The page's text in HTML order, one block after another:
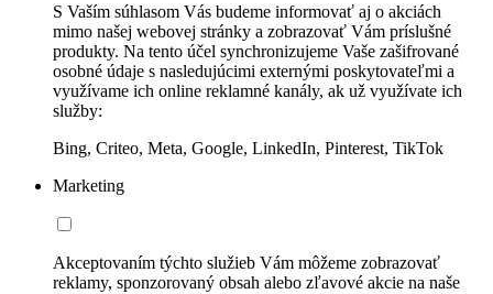
S Vaším súhlasom Vás budeme informovať aj o akciách
mimo našej webovej stránky a zobrazovať Vám príslušné
produkty. Na tento účel synchronizujeme Vaše zašifrované
osobné údaje s nasledujúcimi externými poskytovateľmi a
využívame ich online reklamné kanály, ak už využívate ich
služby:
Bing, Criteo, Meta, Google, LinkedIn, Pinterest, TikTok
Marketing
Akceptovaním týchto služieb Vám môžeme zobrazovať
reklamy, sponzorovaný obsah alebo zľavové akcie na naše